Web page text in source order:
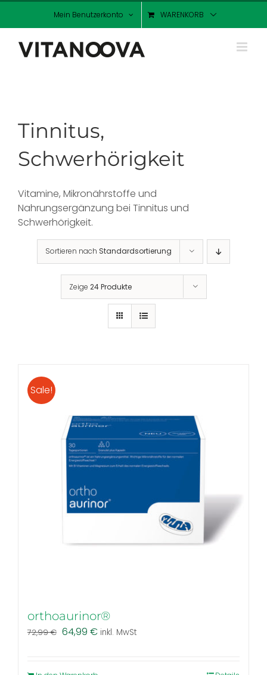
Zum
Mein Benutzerkonto WARENKORB
Tinnitus,
Schwerhörigkeit
Vitamine, Mikronährstoffe und
Nahrungsergänzung bei Tinnitus und
Schwerhörigkeit.
Sortieren nach Standardsortierung
Zeige 24 Produkte
Sale!
orthoaurinor®
72,99€ Ursprünglicher
64,99 €Aktueller
inkl. MwSt